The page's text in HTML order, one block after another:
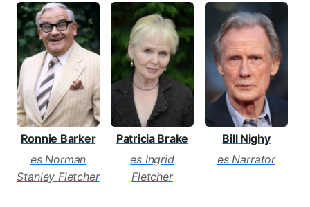
Ronnie Barker
es Norman
Stanley Fletcher
Patricia Brake
es Ingrid
Fletcher
Bill Nighy
es Narrator